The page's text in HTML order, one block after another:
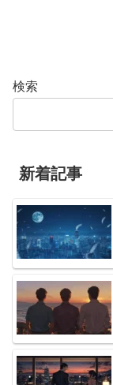
検索
新着記事